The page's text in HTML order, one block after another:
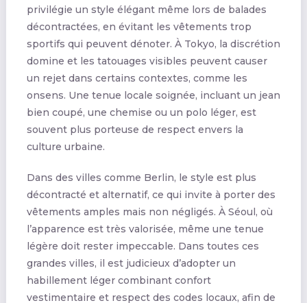
privilégie un style élégant même lors de balades
décontractées, en évitant les vêtements trop
sportifs qui peuvent dénoter. À Tokyo, la discrétion
domine et les tatouages visibles peuvent causer
un rejet dans certains contextes, comme les
onsens. Une tenue locale soignée, incluant un jean
bien coupé, une chemise ou un polo léger, est
souvent plus porteuse de respect envers la
culture urbaine.
Dans des villes comme Berlin, le style est plus
décontracté et alternatif, ce qui invite à porter des
vêtements amples mais non négligés. À Séoul, où
l’apparence est très valorisée, même une tenue
légère doit rester impeccable. Dans toutes ces
grandes villes, il est judicieux d’adopter un
habillement léger combinant confort
vestimentaire et respect des codes locaux, afin de